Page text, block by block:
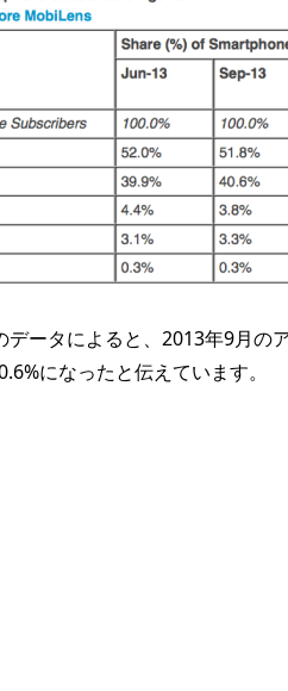
データによると、2013年9月の
になったと伝えています。